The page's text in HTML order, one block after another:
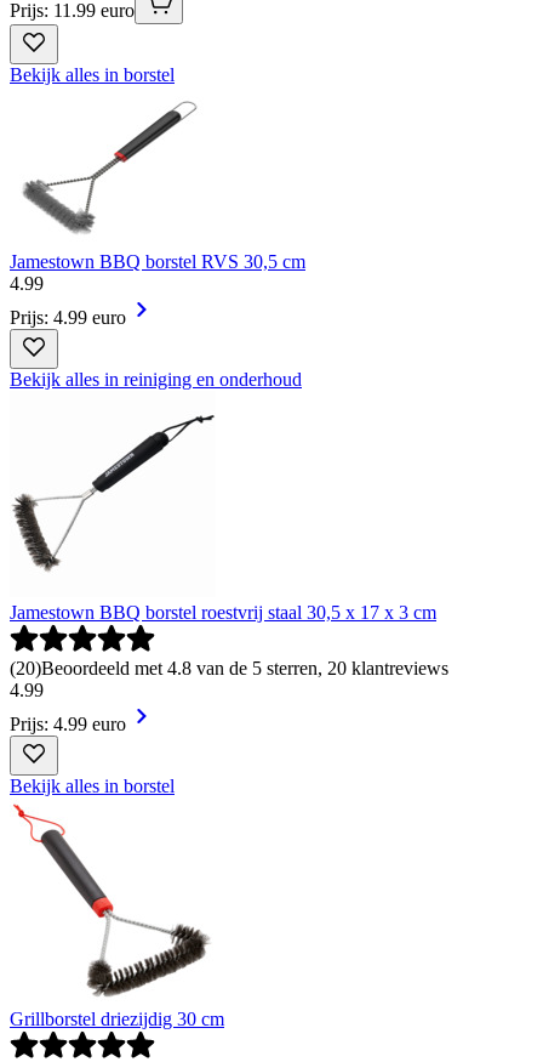
Prijs: 11.99 euro
Bekijk alles in borstel
Jamestown BBQ borstel RVS 30,5 cm
4.99
Prijs: 4.99 euro
Bekijk alles in reiniging en onderhoud
Jamestown BBQ borstel roestvrij staal 30,5 x 17 x 3 cm
(20)Beoordeeld met 4.8 van de 5 sterren, 20 klantreviews
4.99
Prijs: 4.99 euro
Bekijk alles in borstel
Grillborstel driezijdig 30 cm